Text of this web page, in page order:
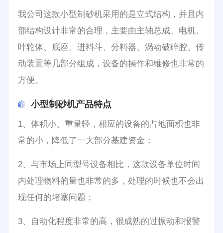
我公司这款小型制砂机采用的是立式结构，并且内
部结构设计非常的合理，主要由主轴总成、电机、
叶轮体、底座、进料斗、分料器、涡动破碎腔、传
动装置等几部分组成，设备的操作和维修也非常的
方便。
小型制砂机产品特点
1、体积小、重量轻，相应的设备的占地面积也非
常的小，降低了一大部分基建资金；
2、与市场上同型号设备相比，这款设备单位时间
内处理物料的量也非常的多，处理的时候也不会出
现任何的堵塞问题；
3、自动化程度非常的高，很成熟的过振动和报警